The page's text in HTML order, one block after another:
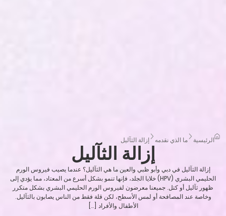
الرئيسية ما الذي نقدمه إزالة الثآليل
إزالة الثآليل
إزالة الثآليل في دبي وأبو ظبي والعين ما هي الثآليل؟ عندما يصيب فيروس الورم
الحليمي البشري (HPV) خلايا الجلد، فإنها تنمو بشكل أسرع من المعتاد، مما يؤدي إلى
ظهور ثآليل أو كتل. جميعنا معرضون لفيروس الورم الحليمي البشري بشكل متكرر
وخاصة عند المصافحة أو لمس الأسطح، لكن قلة فقط من الناس يصابون بالثآليل.
الأطفال والأفراد […]